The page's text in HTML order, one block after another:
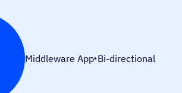
Middleware App Bi-directional